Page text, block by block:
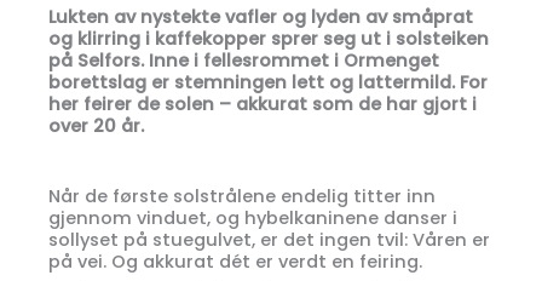
Lukten av nystekte vafler og lyden av småprat
og klirring i kaffekopper sprer seg ut i solsteiken
på Selfors. Inne i fellesrommet i Ormenget
borettslag er stemningen lett og lattermild. For
her feirer de solen – akkurat som de har gjort i
over 20 år.
Når de første solstrålene endelig titter inn
gjennom vinduet, og hybelkaninene danser i
sollyset på stuegulvet, er det ingen tvil: Våren er
på vei. Og akkurat dét er verdt en feiring.